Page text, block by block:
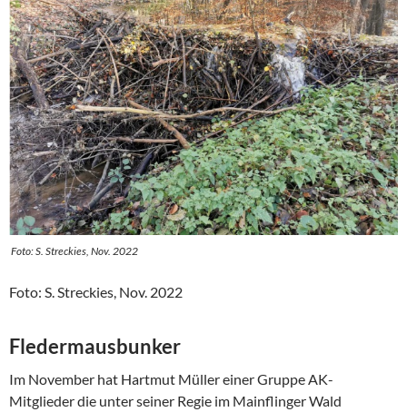
Foto: S. Streckies, Nov. 2022
Foto: S. Streckies, Nov. 2022
Fledermausbunker
Im November hat Hartmut Müller einer Gruppe AK-
Mitglieder die unter seiner Regie im Mainflinger Wald